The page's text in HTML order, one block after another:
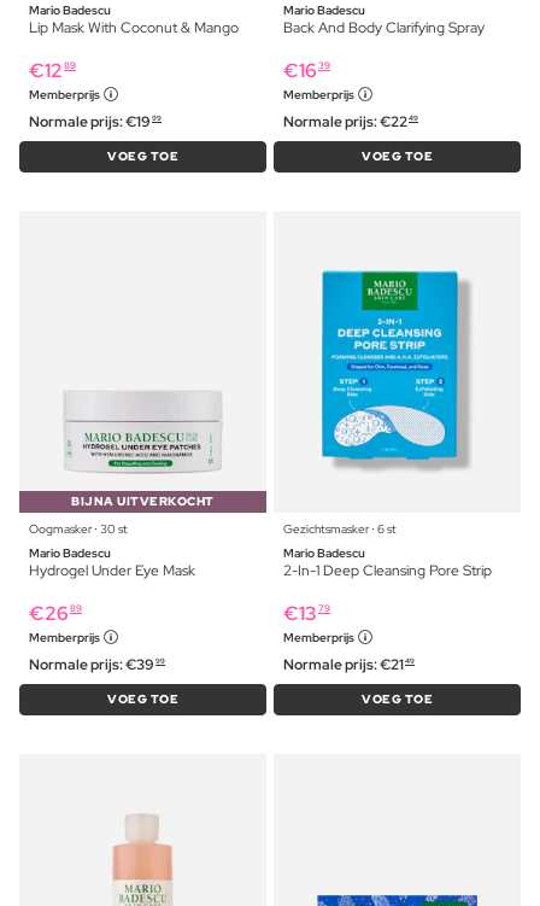
Mario Badescu
Lip Mask With Coconut & Mango
€12 89
Memberprijs
Normale prijs:€19 99
VOEG TOE
Mario Badescu
Back And Body Clarifying Spray
€16 39
Memberprijs
Normale prijs:€2249
VOEG TOE
BIJNA UITVERKOCHT
Oogmasker ⋅ 30 st
Mario Badescu
Hydrogel Under Eye Mask
€26 89
Memberprijs
Normale prijs:€39 99
VOEG TOE
Gezichtsmasker ⋅ 6 st
Mario Badescu
2-In-1 Deep Cleansing Pore Strip
€13 79
Memberprijs
Normale prijs:€2149
VOEG TOE